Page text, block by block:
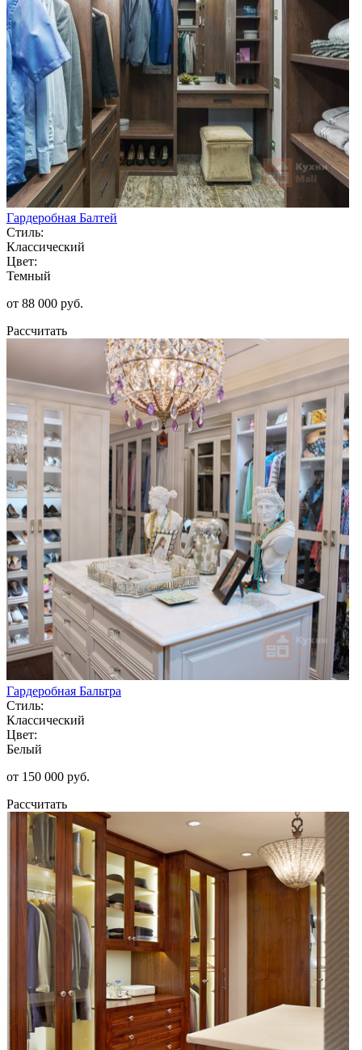
Гардеробная Балтей
Стиль:
Классический
Цвет:
Темный
от 88 000 руб.
Рассчитать
Гардеробная Бальтра
Стиль:
Классический
Цвет:
Белый
от 150 000 руб.
Рассчитать